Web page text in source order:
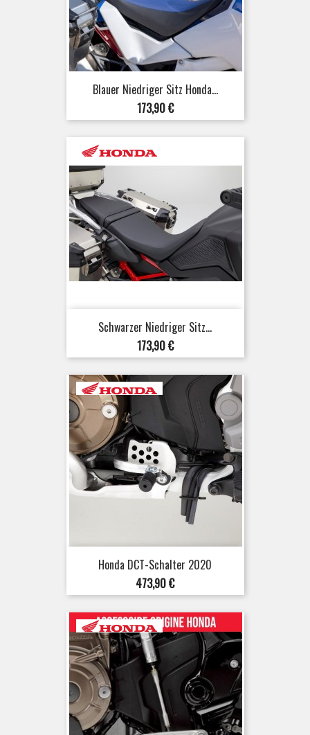
Blauer Niedriger Sitz Honda...
Preis
173,90 €
Schwarzer Niedriger Sitz...
Preis
173,90 €
Honda DCT-Schalter 2020
Preis
473,90 €